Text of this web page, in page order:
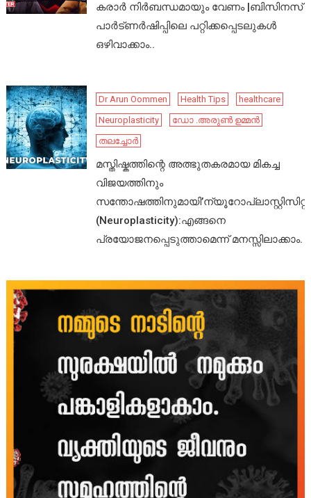
കരാർ നിർബന്ധമായും വേണം |ബിസിനസ്
പാർട്ണർഷിപ്പിലെ പറ്റിക്കപ്പെടലുകൾ
ഒഴിവാക്കാം..
Dr Arun Oommen Health Tips
healthcare
Neuroplasticity
ഡോ .അരുൺ ഉമ്മൻ
തലച്ചോർ
മസ്തിഷ്കത്തിന്റെ അത്ഭുതകരമായ മികച്ച
വിജയത്തിനും
സന്തോഷത്തിനുമായി’ന്യൂറോപ്ലാസ്റ്റിസിറ്റി’
(Neuroplasticity):എങ്ങനെ
പ്രയോജനപ്പെടുത്താമെന്ന് മനസ്സിലാക്കാം.